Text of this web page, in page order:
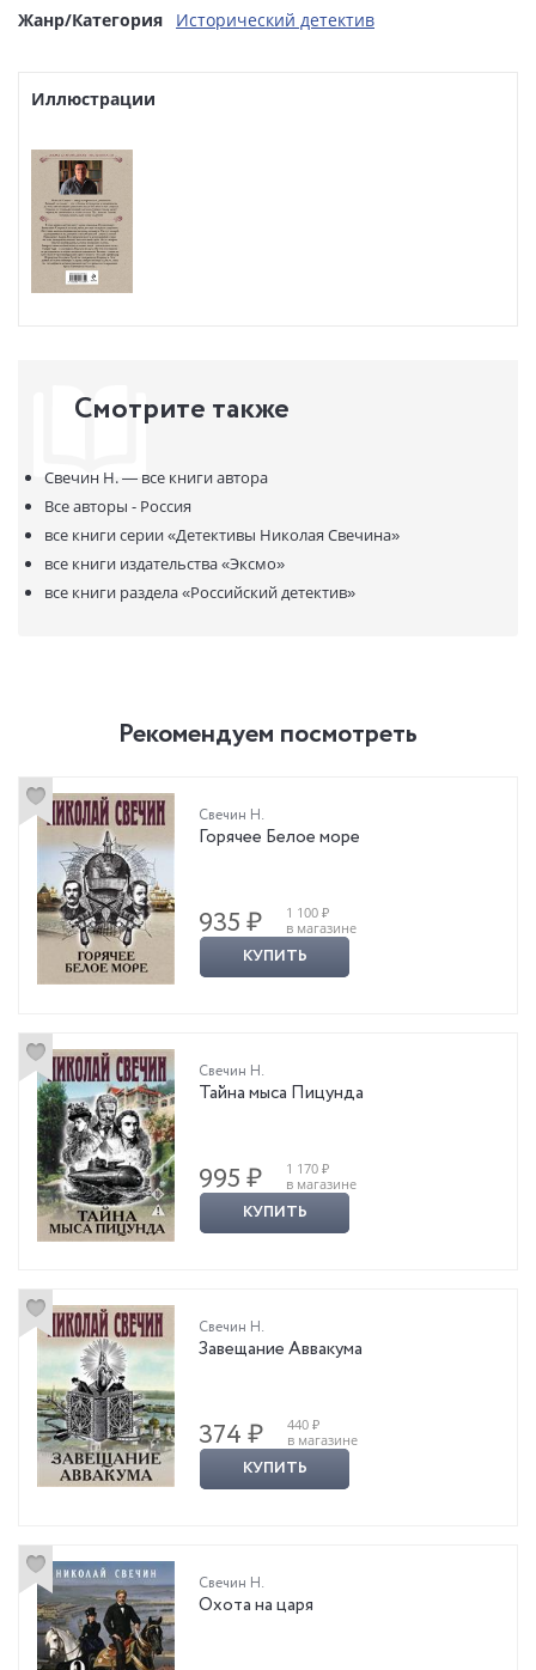
Артикул:
ITD000000001414162
год. Уходят туда — и с концами. Ни слуху, ни духу. Но что
«русский профессор Мориарти» Илларион Рудайтис по прозвищу
Сорокоум. Этот дьявол во плоти пообещал сыщику любую
и разыскал там родного брата Сорокоума Михаила…
Захватывающий исторический детектив от победителя премии
«Русский детектив» Николая Свечина. Роман входит в цикл
произведений о сыщике Алексее Лыкове и является 37-м по счету.
Жанр/Категория Исторический детектив
Иллюстрации
Смотрите также
Свечин Н. — все книги автора
Все авторы - Россия
все книги серии«Детективы Николая Свечина»
все книги издательства«Эксмо»
все книги раздела«Российский детектив»
Рекомендуем посмотреть
Свечин Н.
Горячее Белое море
935 ₽
1 100 ₽
в магазине
КУПИТЬ
Свечин Н.
Тайна мыса Пицунда
995 ₽
1 170 ₽
в магазине
КУПИТЬ
Свечин Н.
Завещание Аввакума
374 ₽
440 ₽
в магазине
КУПИТЬ
Свечин Н.
Охота на царя